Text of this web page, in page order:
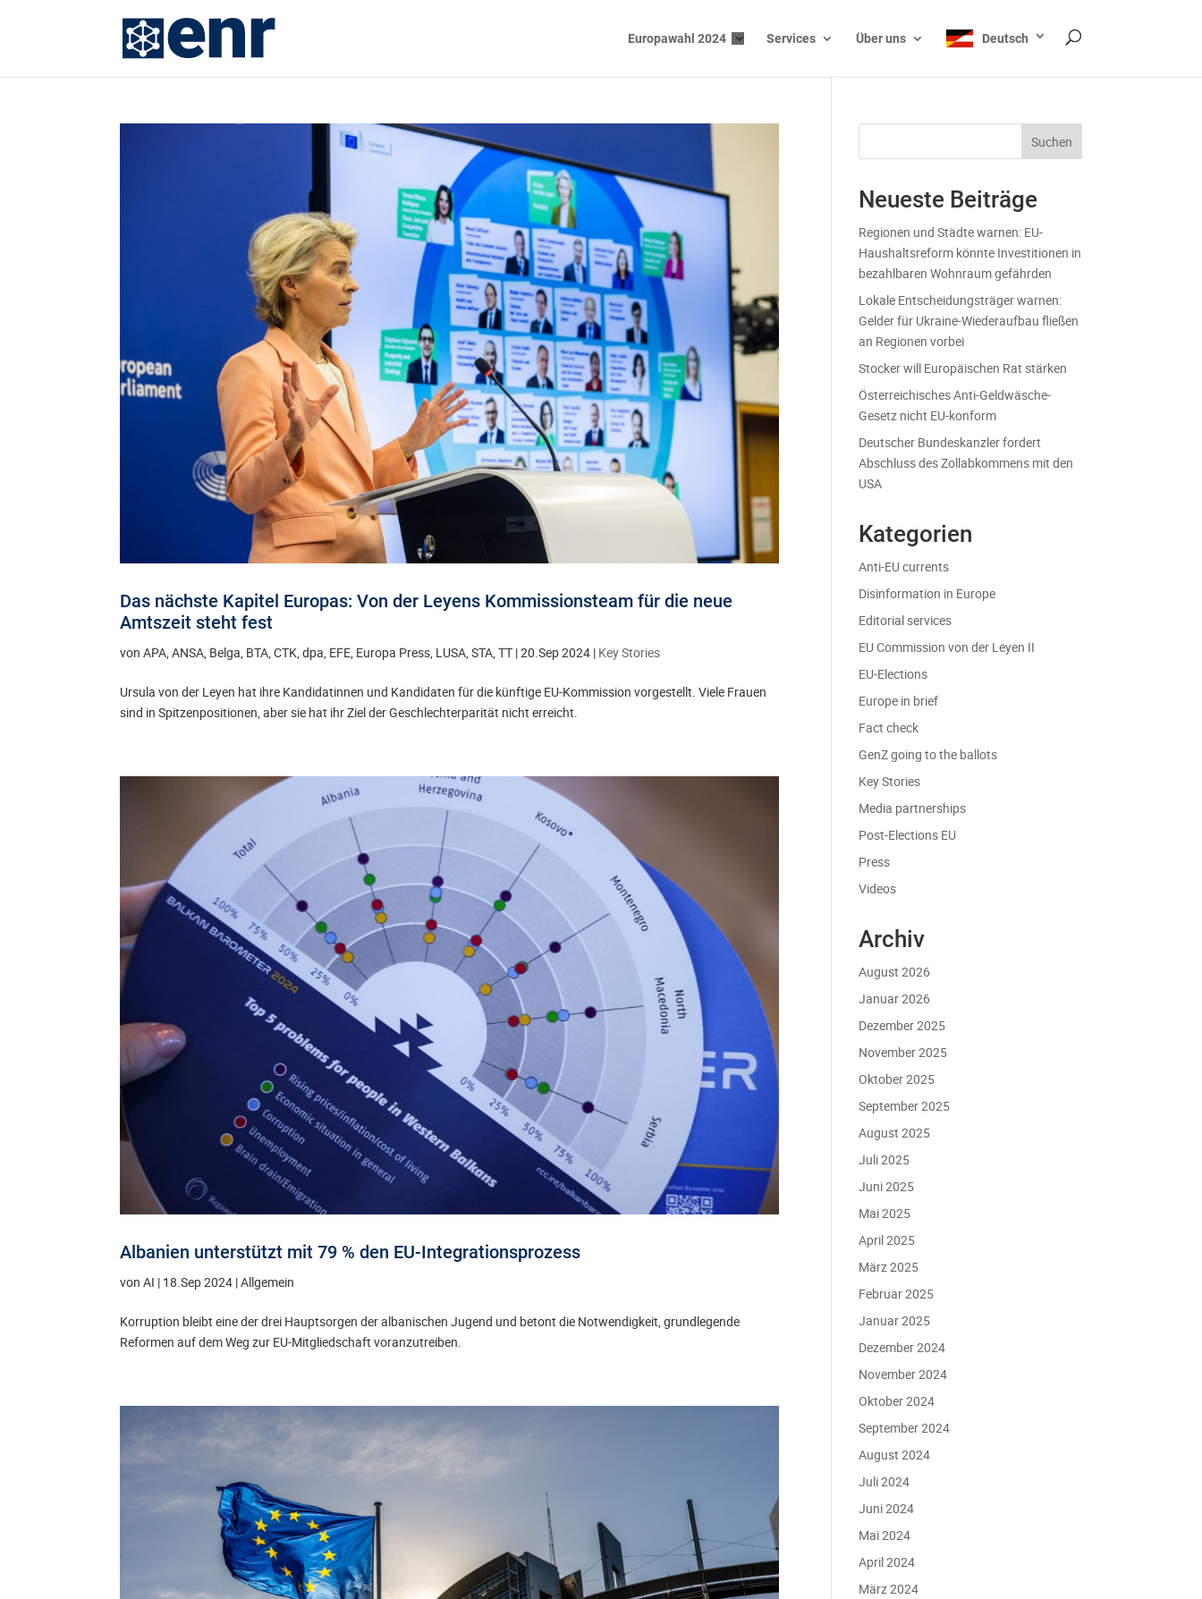
Europawahl 2024 Services Über uns Deutsch
Das nächste Kapitel Europas: Von der Leyens Kommissionsteam für die neue
Amtszeit steht fest
vonAPA, ANSA, Belga, BTA, CTK, dpa, EFE, Europa Press, LUSA, STA, TT |20.Sep 2024 | Key Stories
Ursula von der Leyen hat ihre Kandidatinnen und Kandidaten für die künftige EU-Kommission vorgestellt. Viele Frauen
sind in Spitzenpositionen, aber sie hat ihr Ziel der Geschlechterparität nicht erreicht.
Albanien unterstützt mit 79 % den EU-Integrationsprozess
vonAI | 18.Sep 2024 | Allgemein
Korruption bleibt eine der drei Hauptsorgen der albanischen Jugend und betont die Notwendigkeit, grundlegende
Reformen auf dem Weg zur EU-Mitgliedschaft voranzutreiben.
Suchen
Neueste Beiträge
Regionen und Städte warnen: EU-
Haushaltsreform könnte Investitionen in
bezahlbaren Wohnraum gefährden
Lokale Entscheidungsträger warnen:
Gelder für Ukraine-Wiederaufbau fließen
an Regionen vorbei
Stocker will Europäischen Rat stärken
Österreichisches Anti-Geldwäsche-
Gesetz nicht EU-konform
Deutscher Bundeskanzler fordert
Abschluss des Zollabkommens mit den
USA
Kategorien
Anti-EU currents
Disinformation in Europe
Editorial services
EU Commission von der Leyen II
EU-Elections
Europe in brief
Fact check
GenZ going to the ballots
Key Stories
Media partnerships
Post-Elections EU
Press
Videos
Archiv
August 2026
Januar 2026
Dezember 2025
November 2025
Oktober 2025
September 2025
August 2025
Juli 2025
Juni 2025
Mai 2025
April 2025
März 2025
Februar 2025
Januar 2025
Dezember 2024
November 2024
Oktober 2024
September 2024
August 2024
Juli 2024
Juni 2024
Mai 2024
April 2024
März 2024